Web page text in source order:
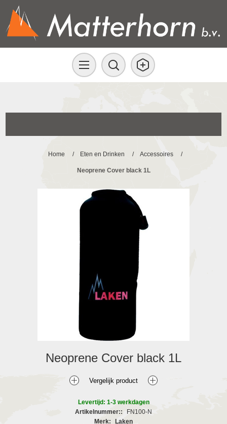
Home / Eten en Drinken / Accessoires /
Neoprene Cover black 1L
Neoprene Cover black 1L
Levertijd: 1-3 werkdagen
Artikelnummer::
FN100-N
Merk:
Laken